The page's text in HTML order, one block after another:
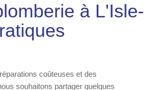
à L'Isle-
coûteuses et des
souhaitons partager quelques